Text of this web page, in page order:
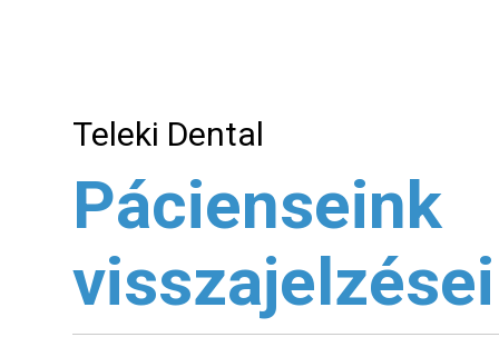
Teleki Dental
Pácienseink
visszajelzései